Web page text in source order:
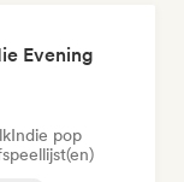
Evening
Indie pop